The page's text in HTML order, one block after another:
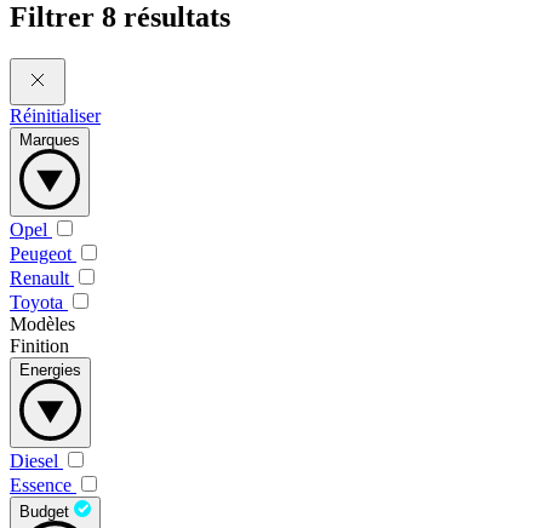
Filtrer 8 résultats
Réinitialiser
Marques
Opel
Peugeot
Renault
Toyota
Modèles
Finition
Energies
Diesel
Essence
Budget